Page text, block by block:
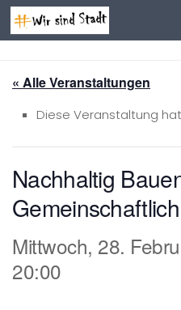
Zum Inhalt springen
« Alle Veranstaltungen
Diese Veranstaltung
Nachhaltig
Mittwoch, 28.
20:00